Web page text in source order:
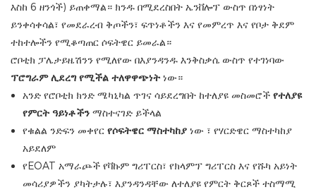
እስከ 6 ዘንጎች) ይጠቀማል። ክንዱ በሚደረስበት ኤንቨሎፕ ውስጥ በነፃነት
ይንቀሳቀሳል፣ የመደራረብ ቅጦችን፣ ፍጥነቶችን እና የመምረጥ እና የቦታ ቅደም
ተከተሎችን የሚቆጣጠር ሶፍትዌር ይመራል።
ሮቦቲክ ፓሌታይዜሽንን የሚለየው በእያንዳንዱ እንቅስቃሴ ውስጥ የተገነባው
ፕሮግራም ሊደረግ የሚችል ተለዋዋጭነትነው።
አንድ የሮቦቲክ ክንድ ሜካኒካል ጥገና ሳይደረግበት ከተለያዩ መስመሮች የተለያዩ
የምርት ዓይነቶችንማስተናገድ ይችላል
የቁልል ንድፍን መቀየር የሶፍትዌር ማስተካከያነው ፣ የሃርድዌር ማስተካከያ
አይደለም
የEOAT አማራጮች የቫኩም ግሪፐርስ፣ የክላምፕ ግሪፐርስ እና የሹካ አይነት
መሳሪያዎችን ያካትታሉ፣ እያንዳንዳቸው ለተለያዩ የምርት ቅርጾች ተስማሚ